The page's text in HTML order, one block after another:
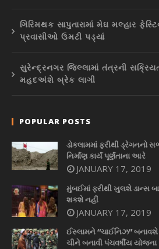
ગિરિમથક સાપુતારામાં મેઘ મલ્હાર
પ્રવાસીઓ ઉમટી પડ્યાં
સુરેન્દ્રનગર જિલ્લામાં તંત્રની
મહદઅંશે બ્રેક લાગી
POPULAR POSTS
ડોકલામમાં ફરીથી ડ્રેગનનો
નિર્માણ કાર્ય પૂર્ણતાના આરે
JANUARY 17, 2019
મુંબઈમાં ફરીથી ખુલશે ડાન્સ
શકશે નહીં
JANUARY 17, 2019
ઈસ્લામને “ચાઈનિઝ” બનાવશે
ચીને બનાવી પંચવર્ષીય યોજના